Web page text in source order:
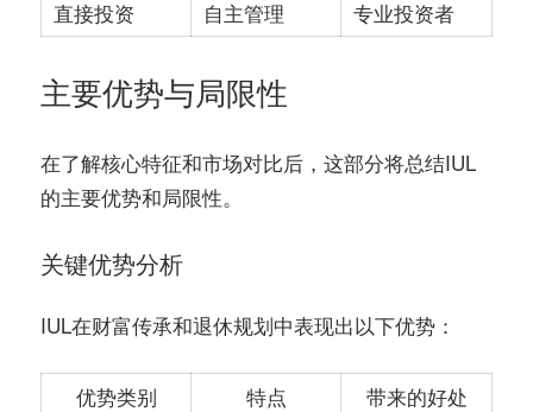
直接投资 自主管理 专业投资者
主要优势与局限性
在了解核心特征和市场对比后，这部分将总结IUL
的主要优势和局限性。
关键优势分析
IUL在财富传承和退休规划中表现出以下优势：
优势类别 特点 带来的好处